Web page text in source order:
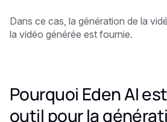
Dans ce cas, la génération de la
la vidéo générée est fournie.
Pourquoi Eden AI
outil pour la